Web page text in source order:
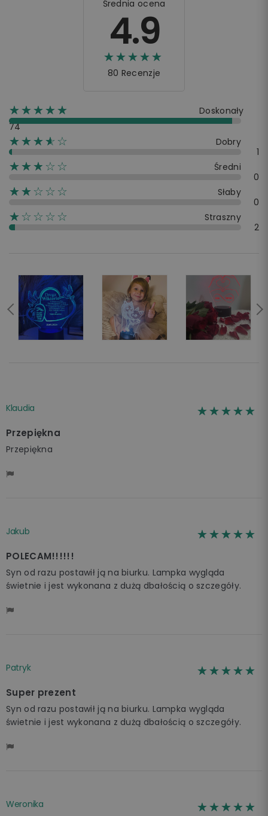
Średnia ocena
4.9
☆☆☆☆☆
★★★★★
80 Recenzje
☆☆☆☆☆
★★★★★
Doskonały
74
☆☆☆☆☆
★★★★
Dobry
1
☆☆☆☆☆
★★★
Średni
0
☆☆☆☆☆
★★
Słaby
0
☆☆☆☆☆
★
Straszny
2
Klaudia ☆☆☆☆☆
★★★★★
Przepiękna
Przepiękna
Jakub ☆☆☆☆☆
★★★★★
POLECAM!!!!!!
Syn od razu postawił ją na biurku. Lampka wygląda
świetnie i jest wykonana z dużą dbałością o szczegóły.
Patryk ☆☆☆☆☆
★★★★★
Super prezent
Syn od razu postawił ją na biurku. Lampka wygląda
świetnie i jest wykonana z dużą dbałością o szczegóły.
Weronika ☆☆☆☆☆
★★★★★